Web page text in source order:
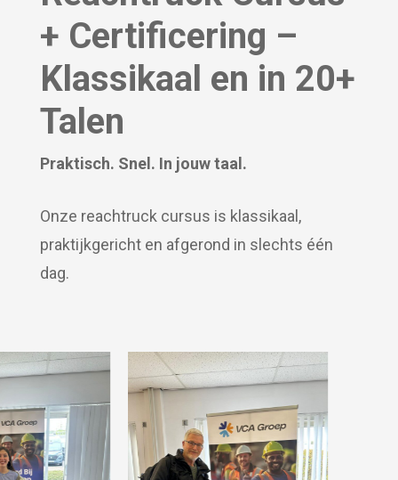
+ Certificering –
Klassikaal en in 20+
Talen
Praktisch. Snel. In jouw taal.
Onze reachtruck cursus is klassikaal,
praktijkgericht en afgerond in slechts één
dag.